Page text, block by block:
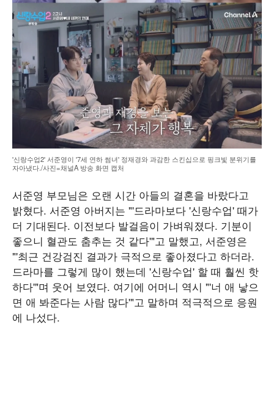
'신랑수업2' 서준영이 '7세 연하 썸녀' 정재경와 과감한 스킨십으로 핑크빛 분위기를
자아냈다./사진=채널A 방송 화면 캡처
서준영 부모님은 오랜 시간 아들의 결혼을 바랐다고
밝혔다. 서준영 아버지는 "'드라마보다 '신랑수업' 때가
더 기대된다. 이전보다 발걸음이 가벼워졌다. 기분이
좋으니 혈관도 춤추는 것 같다'"고 말했고, 서준영은
"'최근 건강검진 결과가 극적으로 좋아졌다고 하더라.
드라마를 그렇게 많이 했는데 '신랑수업' 할 때 훨씬 핫
하다'"며 웃어 보였다. 여기에 어머니 역시 "'너 애 낳으
면 애 봐준다는 사람 많다'"고 말하며 적극적으로 응원
에 나섰다.